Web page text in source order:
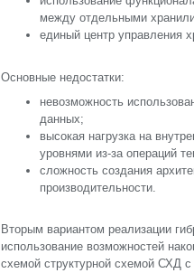
между отдельными
единый центр управления
Основные недостатки:
невозможность
данных;
высокая нагрузка на
уровнями из-за операций
сложность создания
производительности.
Вторым вариантом реализации
использование возможностей
схемой структурной схемой СХД с